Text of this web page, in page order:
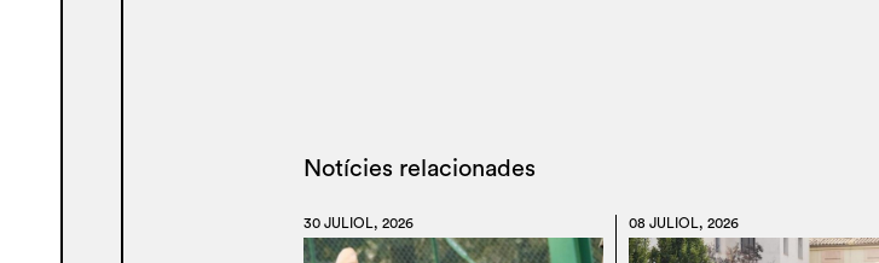
Notícies relacionades
30 JULIOL, 2026 08 JULIOL, 2026